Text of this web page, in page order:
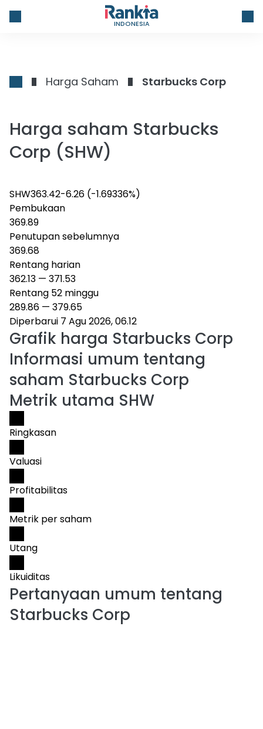
INDONESIA
Harga Saham Starbucks Corp
Harga saham Starbucks
Corp (SHW)
SHW363.42-6.26 (-1.69336%)
Pembukaan
369.89
Penutupan sebelumnya
369.68
Rentang harian
362.13 — 371.53
Rentang 52 minggu
289.86 — 379.65
Diperbarui 7 Agu 2026, 06.12
Grafik harga Starbucks Corp
Informasi umum tentang
saham Starbucks Corp
Metrik utama SHW
Ringkasan
Valuasi
Profitabilitas
Metrik per saham
Utang
Likuiditas
Pertanyaan umum tentang
Starbucks Corp